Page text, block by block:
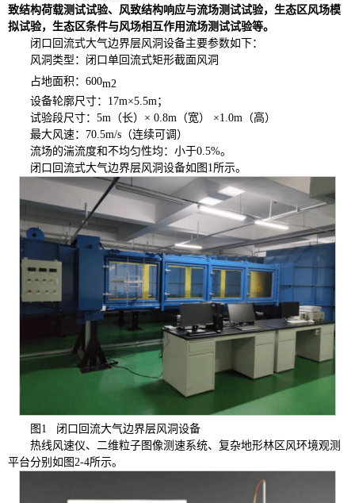
致结构荷载测试试验、风致结构响应与流场测试试验，生态区风场模
拟试验，生态区条件与风场相互作用流场测试试验等。
闭口回流式大气边界层风洞设备主要参数如下：
风洞类型：闭口单回流式矩形截面风洞
占地面积：600m2
设备轮廓尺寸：17m×5.5m；
试验段尺寸：5m（长）× 0.8m（宽） ×1.0m（高）
最大风速：70.5m/s（连续可调）
流场的湍流度和不均匀性均：小于0.5%。
闭口回流式大气边界层风洞设备如图1所示。
图1 闭口回流大气边界层风洞设备
热线风速仪、二维粒子图像测速系统、复杂地形林区风环境观测
平台分别如图2-4所示。